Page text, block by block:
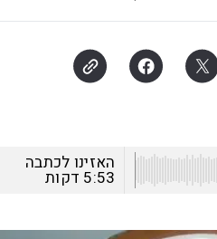
האזינו לכתבה
5:53 דקות